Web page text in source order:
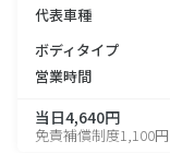
代表車種
ボディタイプ
営業時間
当日4,640円
免責補償制度1,100円